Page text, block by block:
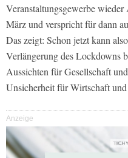
Veranstaltungsgewerbe
März und verspricht für dann
Das zeigt: Schon jetzt kann
Verlängerung des Lockdowns
Aussichten für Gesellschaft
Unsicherheit für Wirtschaft
Anzeige